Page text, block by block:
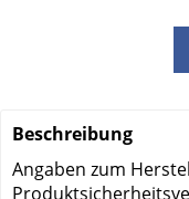
Beschreibung
Angaben zum